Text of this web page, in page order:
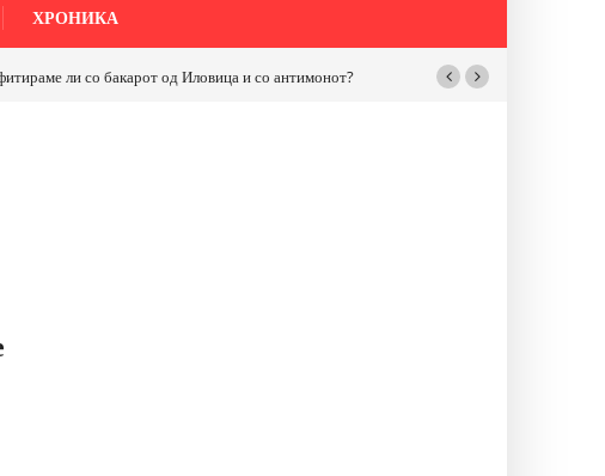
ХРОНИКА
ли со бакарот од Иловица и со антимонот?